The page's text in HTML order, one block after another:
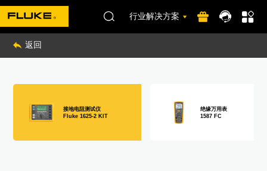
行业解决方案
返回
接地电阻测试仪
Fluke 1625-2 KIT
绝缘万用表
1587 FC